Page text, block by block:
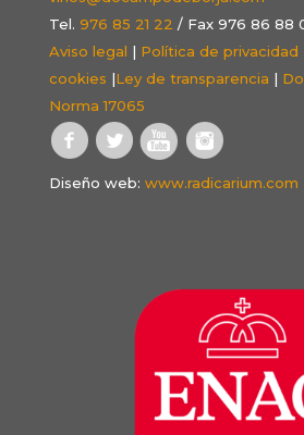
Tel. 976 85 21 22 / Fax 976 86 88
Aviso legal | Política de privacidad
cookies |Ley de transparencia |
Norma 17065
Diseño web: www.radicarium.com